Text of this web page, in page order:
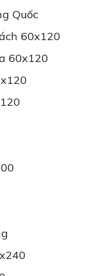
Quốc
60x120
60x120